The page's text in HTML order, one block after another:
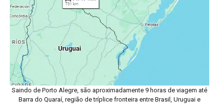
Saindo de Porto Alegre, são aproximadamente 9 horas de viagem até
Barra do Quaraí, região de tríplice fronteira entre Brasil, Uruguai e